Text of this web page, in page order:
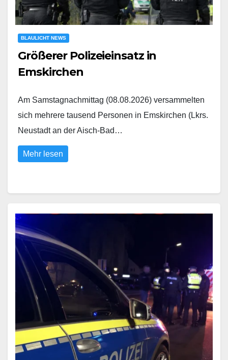
BLAULICHT NEWS
Größerer Polizeieinsatz in
Emskirchen
Am Samstagnachmittag (08.08.2026) versammelten
sich mehrere tausend Personen in Emskirchen (Lkrs.
Neustadt an der Aisch-Bad…
Mehr lesen